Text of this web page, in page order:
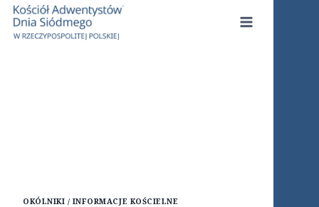
Przejdź
treści
OKÓLNIKI / INFORMACJE KOŚCIELNE